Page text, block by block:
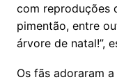
com reproduções
pimentão, entre
árvore de natal!”,
Os fãs adoraram